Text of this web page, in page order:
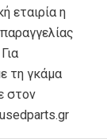
εταιρία η
τη γκάμα
στον